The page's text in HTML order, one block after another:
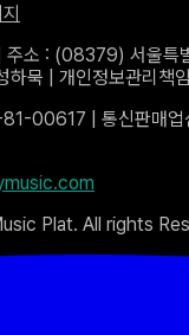
주소 : (08379) 서울특
묵 | 개인정보관리책
00617 | 통신판매
Plat. All rights